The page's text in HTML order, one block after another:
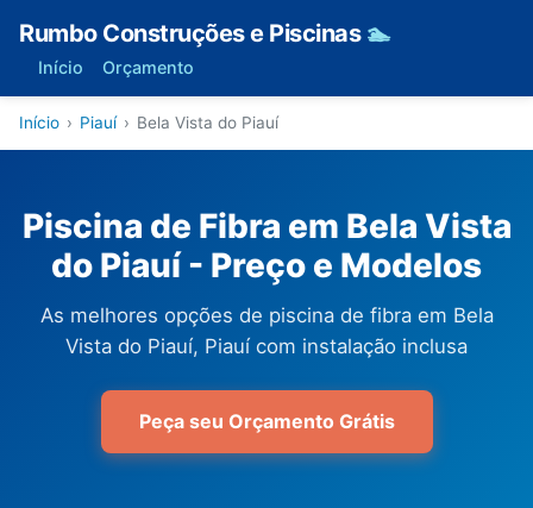
Rumbo Construções e Piscinas 🏊
Início Orçamento
Início › Piauí › Bela Vista do Piauí
Piscina de Fibra em Bela Vista
do Piauí - Preço e Modelos
As melhores opções de piscina de fibra em Bela
Vista do Piauí, Piauí com instalação inclusa
Peça seu Orçamento Grátis